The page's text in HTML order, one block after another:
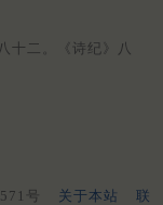
八十二。《诗纪》八
号 关于本站
联